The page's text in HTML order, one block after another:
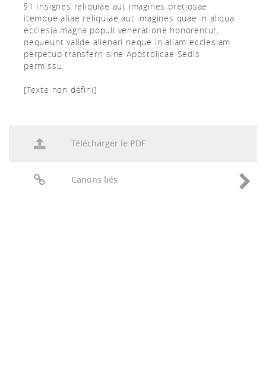
§1 Insignes reliquiae aut imagines pretiosae
itemque aliae reliquiae aut imagines quae in aliqua
ecclesia magna populi veneratione honorentur,
nequeunt valide alienari neque in aliam ecclesiam
perpetuo transferri sine Apostolicae Sedis
permissu.
[Texte non défini]
Télécharger le PDF
Canons liés